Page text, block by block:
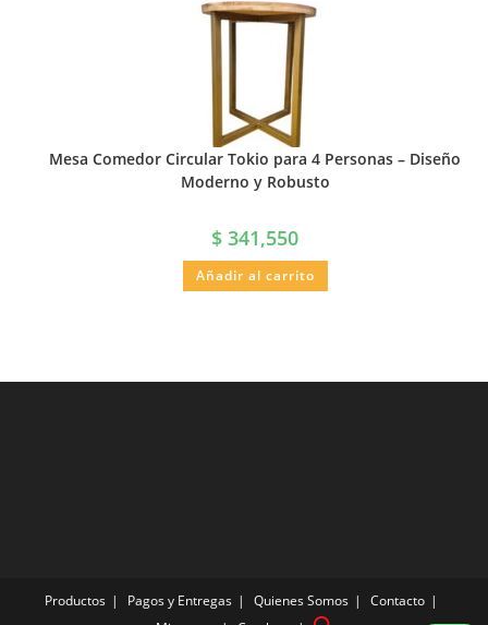
Mesa Comedor Circular Tokio para 4 Personas – Diseño
Moderno y Robusto
$ 341,550
Añadir al carrito
Productos Pagos y Entregas Quienes Somos
Contacto